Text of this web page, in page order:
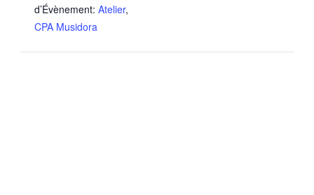
d’Évènement: Atelier,
CPA Musidora